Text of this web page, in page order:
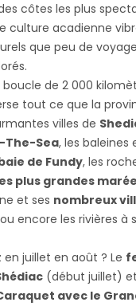
côtes les plus
culture acadienne
que peu de
de 2 000
tout ce que la
villes de
The-Sea, les baleines
de Fundy, les
es plus grandes
et ses nombreux
encore les rivières à
en juillet en août ? Le
(début juillet)
avec le